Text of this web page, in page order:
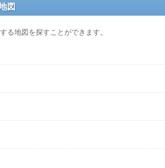
図
る地図を探すことができます。